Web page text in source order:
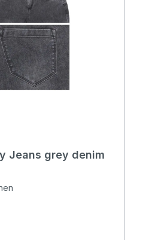
von 5 von 5 Sternen
Jeans grey denim